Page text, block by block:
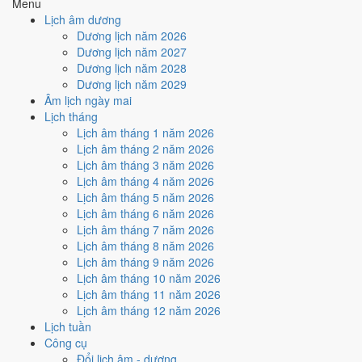
Lịch âm dương
Dương lịch năm 2026
Dương lịch năm 2027
Dương lịch năm 2028
Dương lịch năm 2029
Âm lịch ngày mai
Lịch tháng
Lịch âm tháng 1 năm 2026
Lịch âm tháng 2 năm 2026
Lịch âm tháng 3 năm 2026
Lịch âm tháng 4 năm 2026
Lịch âm tháng 5 năm 2026
Lịch âm tháng 6 năm 2026
Lịch âm tháng 7 năm 2026
Lịch âm tháng 8 năm 2026
Lịch âm tháng 9 năm 2026
Lịch âm tháng 10 năm 2026
Lịch âm tháng 11 năm 2026
Lịch âm tháng 12 năm 2026
Lịch tuần
Công cụ
Đổi lịch âm - dương
Phá, Ngày Hắc Đạo và Ngày Đại Hung
Cách tính ngày tốt
Động thổ - khởi công
Xấu
Động thổ - khởi công hôm nay ở
Ngày Hắc Đạo và Ngày Đại Hung
Cách tính ngày tốt
Nhập trạch - vào nhà mới
Xấu
Nhập trạch - vào nhà mới hôm nay ở
Phá, Ngày Hắc Đạo và Ngày Đại Hung
Cách tính ngày tốt
Mua xe - tậu xe
Xấu
Mua xe - tậu xe hôm nay ởmức xấu (2/10)
Hắc Đạo và Ngày Đại Hunggây bất lợi.
Cách tính ngày tốt
Xuất hành - đi xa
2
/10Xấu
Xuất hành - đi xa hôm nay ở
Ngày Hắc Đạo và Ngày Đại Hung